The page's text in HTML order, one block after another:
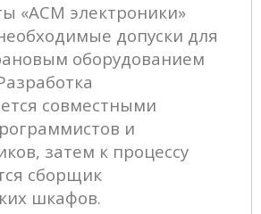
«АСМ электроники»
допуски для
оборудованием
совместными
и
затем к процессу
сборщик
шкафов.